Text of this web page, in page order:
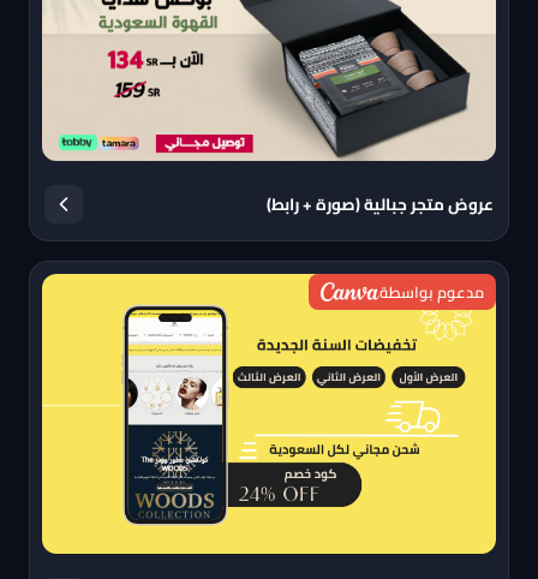
عروض متجر جبالية (صورة + رابط)
مدعوم بواسطة